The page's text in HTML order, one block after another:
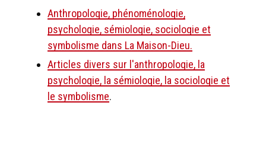
Anthropologie, phénoménologie,
psychologie, sémiologie, sociologie et
symbolisme dans La Maison-Dieu.
Articles divers sur l'anthropologie, la
psychologie, la sémiologie, la sociologie et
le symbolisme.